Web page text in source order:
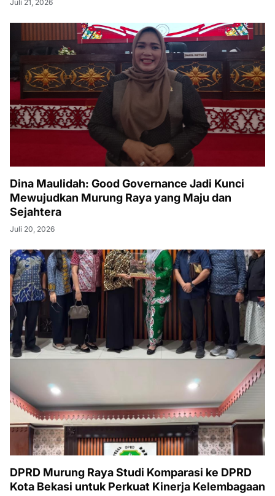
Juli 21, 2026
Dina Maulidah: Good Governance Jadi Kunci
Mewujudkan Murung Raya yang Maju dan
Sejahtera
Juli 20, 2026
DPRD Murung Raya Studi Komparasi ke DPRD
Kota Bekasi untuk Perkuat Kinerja Kelembagaan